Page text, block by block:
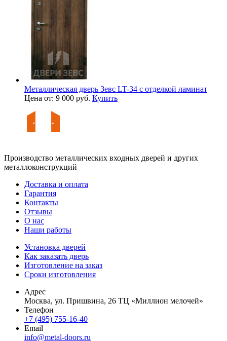
Металлическая дверь Зевс LT-34 с отделкой ламинат
Цена от: 9 000 руб. Купить
Производство металлических входных дверей и других
металлоконструкций
Доставка и оплата
Гарантия
Контакты
Отзывы
О нас
Наши работы
Установка дверей
Как заказать дверь
Изготовление на заказ
Сроки изготовления
Адрес
Москва, ул. Пришвина, 26 ТЦ «Миллион мелочей»
Телефон
+7 (495) 755-16-40
Email
info@metal-doors.ru